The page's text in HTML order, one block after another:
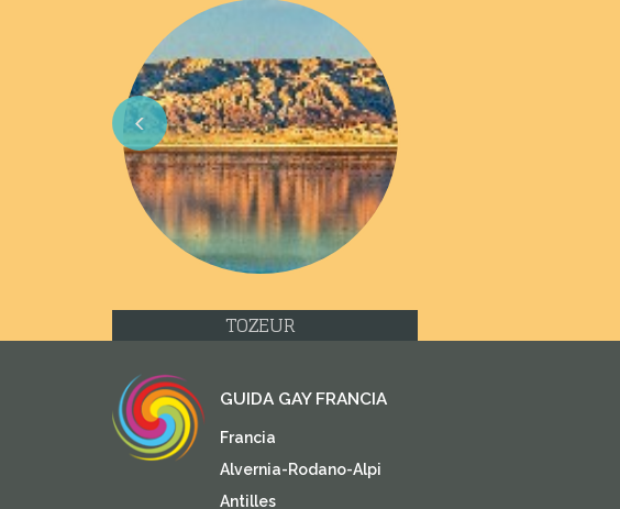
Previous
TOZEUR
GUIDA GAY FRANCIA
Francia
Alvernia-Rodano-Alpi
Antilles